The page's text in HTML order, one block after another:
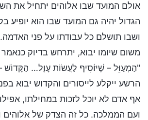
אולם המועד שבו אלוהים יתחיל את
הגדול יהיה גם המועד שבו הוא יופיע
ושבו תושלם כל עבודתו על פני
משום שיומו יבוא, יתרחש בדיוק
"הַמְעַוֵּל – שֶׁיּוֹסִיף לַעֲשׂוֹת עָוֶל… הַקָּדוֹשׁ
הרשע ייקלע לייסורים והקדוש יבוא
אף אדם לא יוכל לזכות במחילתו,
ועם הממלכה. כל זה הצדק של אלוהים